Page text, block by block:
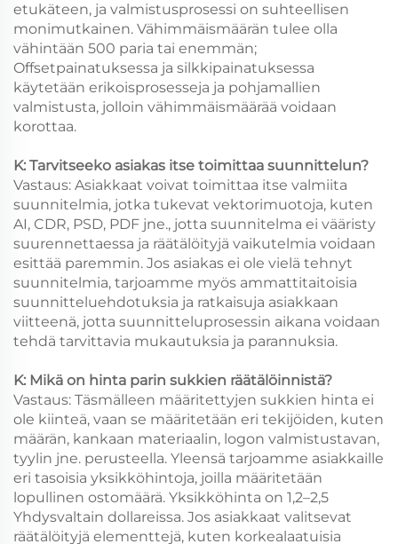
etukäteen, ja valmistusprosessi on suhteellisen
monimutkainen. Vähimmäismäärän tulee olla
vähintään 500 paria tai enemmän;
Offsetpainatuksessa ja silkkipainatuksessa
käytetään erikoisprosesseja ja pohjamallien
valmistusta, jolloin vähimmäismäärää voidaan
korottaa.
K: Tarvitseeko asiakas itse toimittaa suunnittelun?
Vastaus: Asiakkaat voivat toimittaa itse valmiita
suunnitelmia, jotka tukevat vektorimuotoja, kuten
AI, CDR, PSD, PDF jne., jotta suunnitelma ei vääristy
suurennettaessa ja räätälöityjä vaikutelmia voidaan
esittää paremmin. Jos asiakas ei ole vielä tehnyt
suunnitelmia, tarjoamme myös ammattitaitoisia
suunnitteluehdotuksia ja ratkaisuja asiakkaan
viitteenä, jotta suunnitteluprosessin aikana voidaan
tehdä tarvittavia mukautuksia ja parannuksia.
K: Mikä on hinta parin sukkien räätälöinnistä?
Vastaus: Täsmälleen määritettyjen sukkien hinta ei
ole kiinteä, vaan se määritetään eri tekijöiden, kuten
määrän, kankaan materiaalin, logon valmistustavan,
tyylin jne. perusteella. Yleensä tarjoamme asiakkaille
eri tasoisia yksikköhintoja, joilla määritetään
lopullinen ostomäärä. Yksikköhinta on 1,2–2,5
Yhdysvaltain dollareissa. Jos asiakkaat valitsevat
räätälöityjä elementtejä, kuten korkealaatuisia